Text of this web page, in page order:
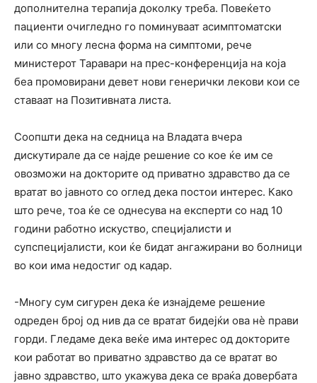
дополнителна терапија доколку треба. Повеќето
пациенти очигледно го поминуваат асимптоматски
или со многу лесна форма на симптоми, рече
министерот Таравари на прес-конференција на која
беа промовирани девет нови генерички лекови кои се
ставаат на Позитивната листа.
Соопшти дека на седница на Владата вчера
дискутирале да се најде решение со кое ќе им се
овозможи на докторите од приватно здравство да се
вратат во јавното со оглед дека постои интерес. Како
што рече, тоа ќе се однесува на експерти со над 10
години работно искуство, специјалисти и
супспецијалисти, кои ќе бидат ангажирани во болници
во кои има недостиг од кадар.
-Многу сум сигурен дека ќе изнајдеме решение
одреден број од нив да се вратат бидејќи ова нѐ прави
горди. Гледаме дека веќе има интерес од докторите
кои работат во приватно здравство да се вратат во
јавно здравство, што укажува дека се враќа довербата